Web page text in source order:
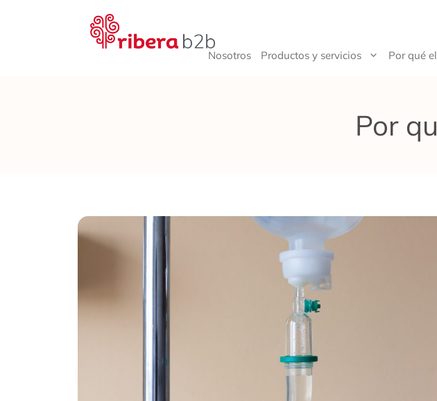
Nosotros Productos y servicios Por qué
Por